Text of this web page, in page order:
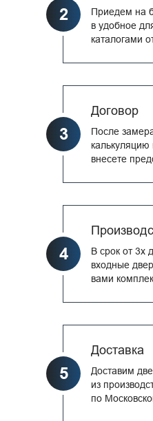
2
Приедем на
в удобное
каталогами
3
Договор
После
калькуляцию
внесете
4
В срок от 3х
входные
вами
5
Доставка
Доставим
из
по